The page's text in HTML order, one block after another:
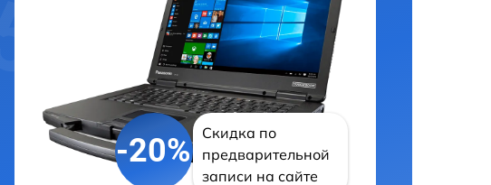
-20%
Скидка по
предварительной
записи на сайте